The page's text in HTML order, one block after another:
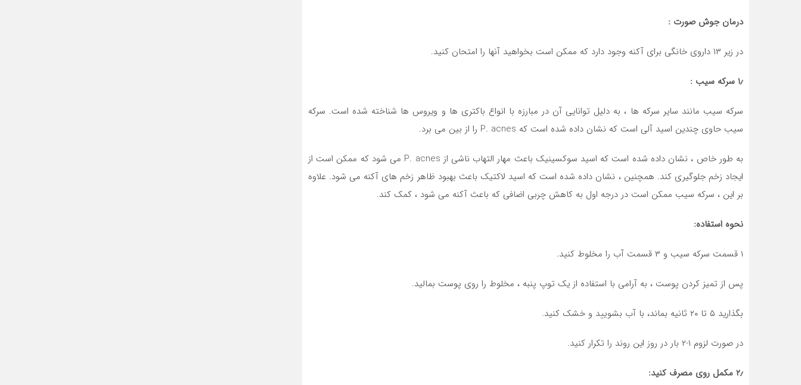
درمان جوش صورت :
در زیر ۱۳ داروی خانگی برای آکنه وجود دارد که ممکن است بخواهید آنها را امتحان کنید.
۱٫ سرکه سیب :
سرکه سیب مانند سایر سرکه ها ، به دلیل توانایی آن در مبارزه با انواع باکتری ها و ویروس ها شناخته شده است. سرکه
سیب حاوی چندین اسید آلی است که نشان داده شده است که P. acnes را از بین می برد.
به طور خاص ، نشان داده شده است که اسید سوکسینیک باعث مهار التهاب ناشی از P. acnes می شود که ممکن است از
ایجاد زخم جلوگیری کند. همچنین ، نشان داده شده است که اسید لاکتیک باعث بهبود ظاهر زخم های آکنه می شود. علاوه
بر این ، سرکه سیب ممکن است در درجه اول به کاهش چربی اضافی که باعث آکنه می شود ، کمک کند.
نحوه استفاده:
۱ قسمت سرکه سیب و ۳ قسمت آب را مخلوط کنید.
پس از تمیز کردن پوست ، به آرامی با استفاده از یک توپ پنبه ، مخلوط را روی پوست بمالید.
بگذارید ۵ تا ۲۰ ثانیه بماند، با آب بشویید و خشک کنید.
در صورت لزوم ۱-۲ بار در روز این روند را تکرار کنید.
۲٫ مکمل روی مصرف کنید: